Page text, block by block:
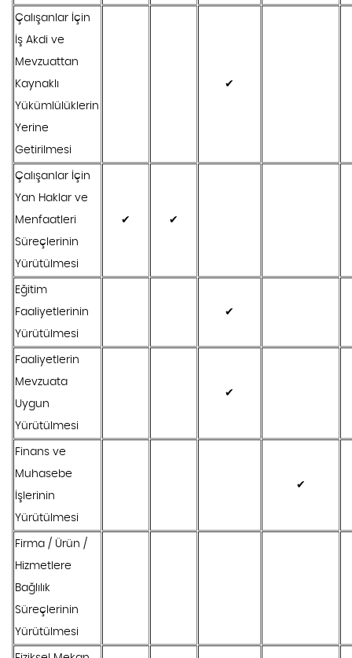
Çalışanlar İçin
İş Akdi ve
Mevzuattan
Kaynaklı
Yükümlülüklerin
Yerine
Getirilmesi
✔
Çalışanlar İçin
Yan Haklar ve
Menfaatleri
Süreçlerinin
Yürütülmesi
✔ ✔
Eğitim
Faaliyetlerinin
Yürütülmesi
✔
Faaliyetlerin
Mevzuata
Uygun
Yürütülmesi
✔
Finans ve
Muhasebe
İşlerinin
Yürütülmesi
✔
Firma / Ürün /
Hizmetlere
Bağlılık
Süreçlerinin
Yürütülmesi